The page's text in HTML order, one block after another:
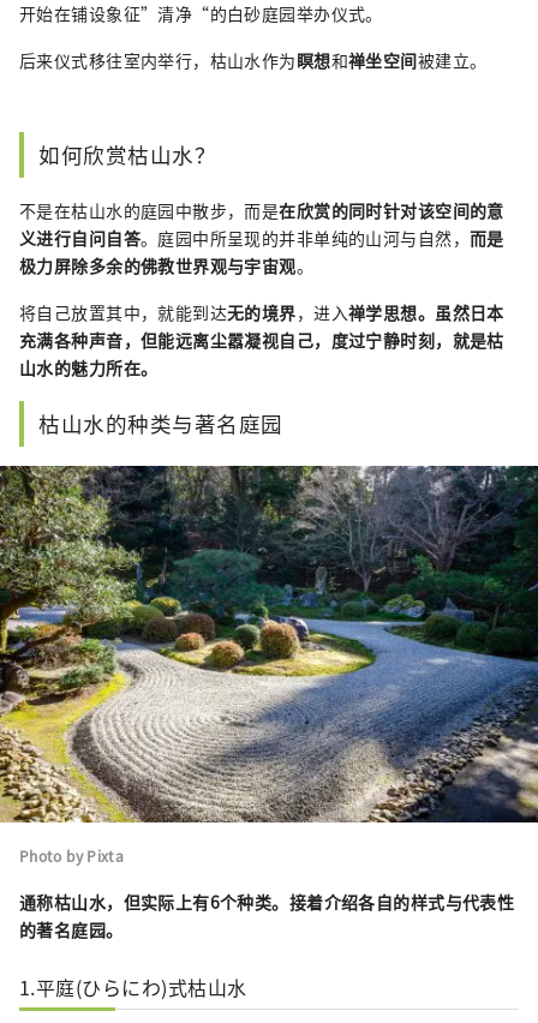
开始在铺设象征”清净“的白砂庭园举办仪式。
后来仪式移往室内举行，枯山水作为瞑想和禅坐空间被建立。
如何欣赏枯山水？
不是在枯山水的庭园中散步，而是在欣赏的同时针对该空间的意
义进行自问自答。庭园中所呈现的并非单纯的山河与自然， 而是
极力屏除多余的佛教世界观与宇宙观。
将自己放置其中，就能到达无的境界，进入禅学思想。虽然日本
充满各种声音，但能远离尘嚣凝视自己，度过宁静时刻，就是枯
山水的魅力所在。
枯山水的种类与著名庭园
Photo by Pixta
通称枯山水，但实际上有6个种类。接着介绍各自的样式与代表性
的著名庭园。
1.平庭(ひらにわ)式枯山水